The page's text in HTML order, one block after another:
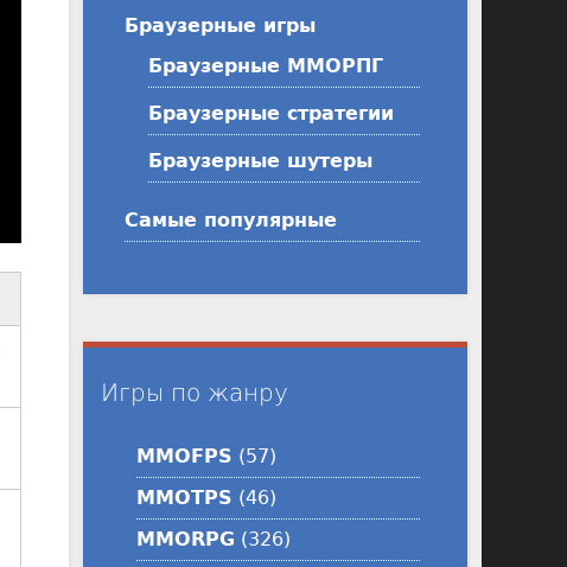
Браузерные игры
Браузерные ММОРПГ
Браузерные стратегии
Браузерные шутеры
Самые популярные
Игры по жанру
MMOFPS (57)
MMOTPS (46)
MMORPG (326)